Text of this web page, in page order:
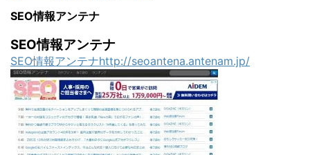
SEO情報アンテナ
SEO情報アンテナ
SEO情報アンテナhttp://seoantena.antenam.jp/